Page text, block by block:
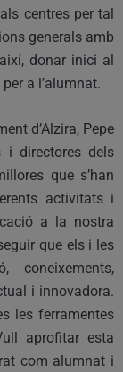
centres per tal
generals amb
donar inici al
a l’alumnat.
d’Alzira, Pepe
i directores dels
que s’han
activitats i
a la nostra
que els i les
coneixements,
i innovadora.
les ferramentes
aprofitar esta
com alumnat i